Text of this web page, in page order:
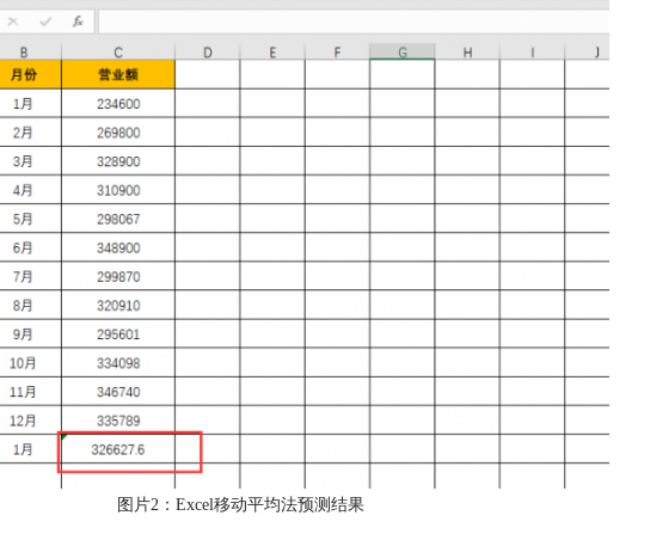
图片2：Excel移动平均法预测结果